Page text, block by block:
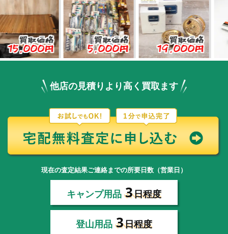
価格
円
買取価格
5,000円
買取価格
19,000円
他店の見積りより高く買取ます
現在の査定結果ご連絡までの所要日数（営業日）
キャンプ用品 3日程度
登山用品 3日程度